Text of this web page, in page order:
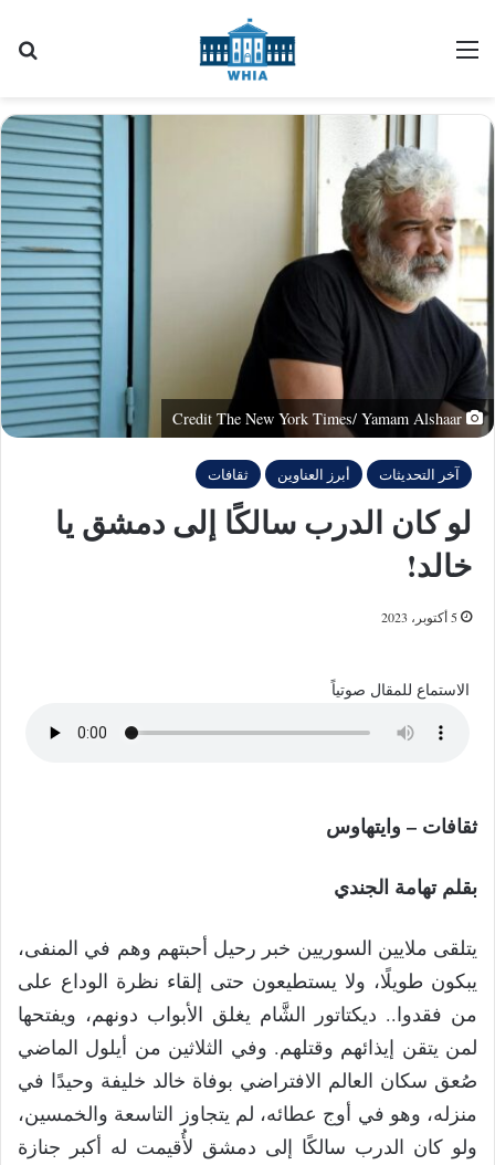
القائمة
Credit The New York Times/ Yamam Alshaar
آخر التحديثات أبرز العناوين ثقافات
لو كان الدرب سالكًا إلى دمشق يا
خالد!
5 أكتوبر، 2023
الاستماع للمقال صوتياً
ثقافات – وايتهاوس
بقلم تهامة الجندي
يتلقى ملايين السوريين خبر رحيل أحبتهم وهم في المنفى،
يبكون طويلًا، ولا يستطيعون حتى إلقاء نظرة الوداع على
من فقدوا.. ديكتاتور الشَّام يغلق الأبواب دونهم، ويفتحها
لمن يتقن إيذائهم وقتلهم. وفي الثلاثين من أيلول الماضي
صُعق سكان العالم الافتراضي بوفاة خالد خليفة وحيدًا في
منزله، وهو في أوج عطائه، لم يتجاوز التاسعة والخمسين،
ولو كان الدرب سالكًا إلى دمشق لأُقيمت له أكبر جنازة